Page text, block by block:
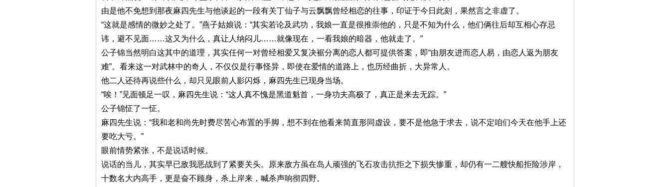
由是他不免想到那夜麻四先生与他谈起的一段有关丁仙子与云飘飘曾经相恋的往事，印证于今日此刻，果然言之非虚了。
“这就是感情的微妙之处了。”燕子姑娘说：“其实若论及武功，我娘一直是很推崇他的，只是不知为什么，他们俩往后却互相心存忌
讳，避不见面……这又为什么，真让人纳闷儿……就像现在，一看我娘的暗器，他就走了。”
公子锦当然明白这其中的道理，其实任何一对曾经相爱又复决裾分离的恋人都可提供答案，即“由朋友进而恋人易，由恋人返为朋友
难”。看来这一对武林中的奇人，不仅仅是行事怪异，即使在爱情的道路上，也历经曲折，大异常人。
他二人还待再说些什么，却只见眼前人影闪烁，麻四先生已现身当场。
“唉！”见面顿足一叹，麻四先生说：“这人真不愧是黑道魁首，一身功夫高极了，真正是来去无踪。”
公子锦怔了一怔。
麻四先生说：“我和老和尚先时费尽苦心布置的手脚，想不到在他看来简直形同虚设，要不是他急于求去，说不定咱们今天在他手上还
要吃大亏。”
眼前情势紧张，不是说话时候。
说话的当儿，其实早已敌我恶战到了紧要关头。原来敌方虽在岛人顽强的飞石攻击抗拒之下损失惨重，却仍有一二艘快船拒险涉岸，
十数名大内高手，更是奋不顾身，杀上岸来，喊杀声响彻四野。